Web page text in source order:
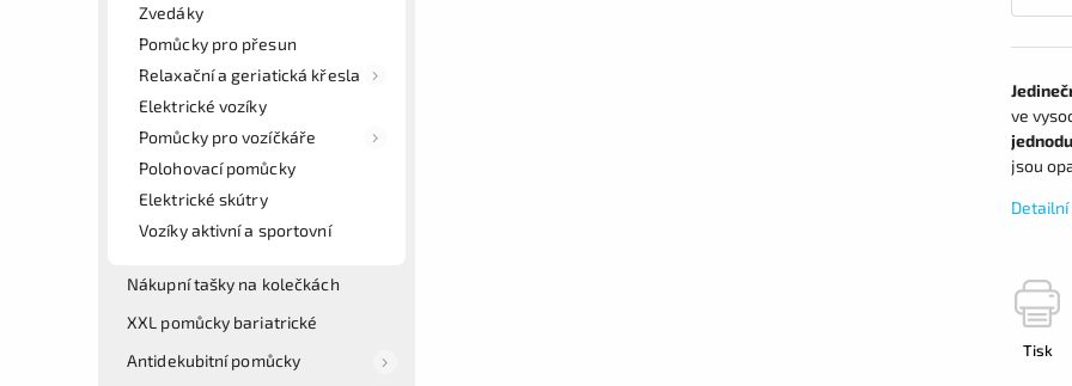
Zvedáky
Pomůcky pro přesun
Relaxační a geriatická křesla
Elektrické vozíky
Pomůcky pro vozíčkáře
Polohovací pomůcky
Elektrické skútry
Vozíky aktivní a sportovní
Nákupní tašky na kolečkách
XXL pomůcky bariatrické
Antidekubitní pomůcky
ve
jsou
Tisk